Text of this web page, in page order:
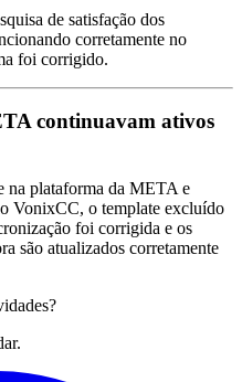
de satisfação dos
corretamente no
foi corrigido.
continuavam ativos
na plataforma da META e
VonixCC, o template excluído
foi corrigida e os
são atualizados corretamente